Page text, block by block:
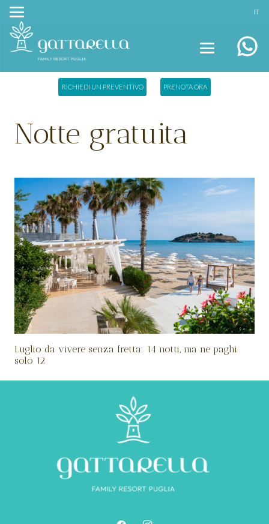
IT
RICHIEDI UN PREVENTIVO PRENOTA ORA
Notte gratuita
Luglio da vivere senza fretta: 14 notti, ma ne paghi
solo 12